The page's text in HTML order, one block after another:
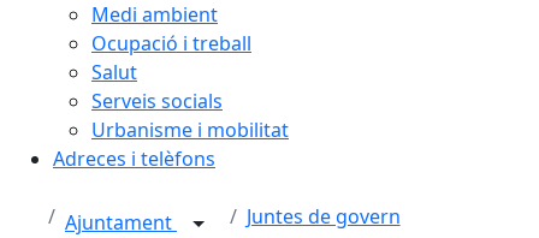
Medi ambient
Ocupació i treball
Salut
Serveis socials
Urbanisme i mobilitat
Adreces i telèfons
Ajuntament Juntes de govern